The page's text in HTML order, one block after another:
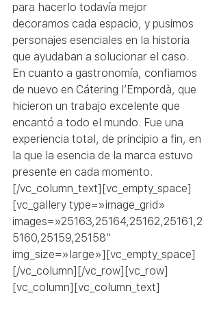
para hacerlo todavía mejor
decoramos cada espacio, y pusimos
personajes esenciales en la historia
que ayudaban a solucionar el caso.
En cuanto a gastronomía, confiamos
de nuevo en Cátering l’Empordà, que
hicieron un trabajo excelente que
encantó a todo el mundo. Fue una
experiencia total, de principio a fin, en
la que la esencia de la marca estuvo
presente en cada momento.
[/vc_column_text][vc_empty_space]
[vc_gallery type=»image_grid»
images=»25163,25164,25162,25161,2
5160,25159,25158″
img_size=»large»][vc_empty_space]
[/vc_column][/vc_row][vc_row]
[vc_column][vc_column_text]